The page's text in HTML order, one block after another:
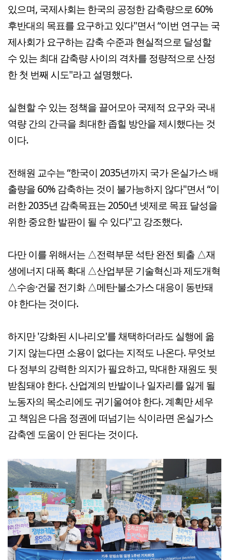
있으며, 국제사회는 한국의 공정한 감축량으로 60%
후반대의 목표를 요구하고 있다"면서 “이번 연구는 국
제사회가 요구하는 감축 수준과 현실적으로 달성할
수 있는 최대 감축량 사이의 격차를 정량적으로 산정
한 첫 번째 시도"라고 설명했다.
실현할 수 있는 정책을 끌어모아 국제적 요구와 국내
역량 간의 간극을 최대한 좁힐 방안을 제시했다는 것
이다.
전해원 교수는 “한국이 2035년까지 국가 온실가스 배
출량을 60% 감축하는 것이 불가능하지 않다"면서 “이
러한 2035년 감축목표는 2050년 넷제로 목표 달성을
위한 중요한 발판이 될 수 있다"고 강조했다.
다만 이를 위해서는 △전력부문 석탄 완전 퇴출 △재
생에너지 대폭 확대 △산업부문 기술혁신과 제도개혁
△수송·건물 전기화 △메탄·불소가스 대응이 동반돼
야 한다는 것이다.
하지만 '강화된 시나리오'를 채택하더라도 실행에 옮
기지 않는다면 소용이 없다는 지적도 나온다. 무엇보
다 정부의 강력한 의지가 필요하고, 막대한 재원도 뒷
받침돼야 한다. 산업계의 반발이나 일자리를 잃게 될
노동자의 목소리에도 귀기울여야 한다. 계획만 세우
고 책임은 다음 정권에 떠넘기는 식이라면 온실가스
감축엔 도움이 안 된다는 것이다.